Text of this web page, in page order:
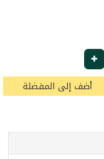
أضف إلى المفضلة